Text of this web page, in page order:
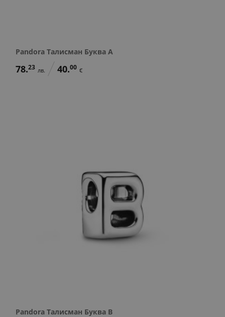
Pandora Талисман Буква A
78.23 лв. 40.00 €
Pandora Талисман Буква B